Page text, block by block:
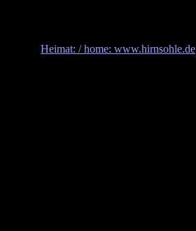
Heimat: / home: www.hirnsohle.de